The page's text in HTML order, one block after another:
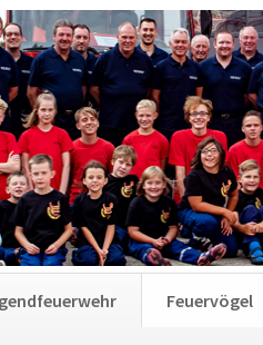
Feuervögel